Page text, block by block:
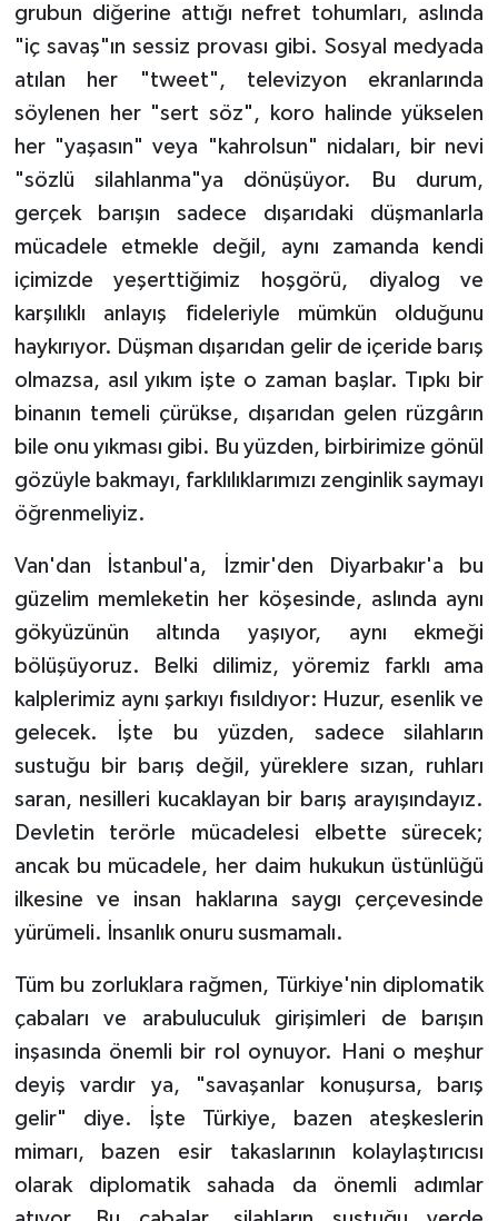
grubun diğerine attığı nefret tohumları, aslında
"iç savaş"ın sessiz provası gibi. Sosyal medyada
atılan her "tweet", televizyon ekranlarında
söylenen her "sert söz", koro halinde yükselen
her "yaşasın" veya "kahrolsun" nidaları, bir nevi
"sözlü silahlanma"ya dönüşüyor. Bu durum,
gerçek barışın sadece dışarıdaki düşmanlarla
mücadele etmekle değil, aynı zamanda kendi
içimizde yeşerttiğimiz hoşgörü, diyalog ve
karşılıklı anlayış fideleriyle mümkün olduğunu
haykırıyor. Düşman dışarıdan gelir de içeride barış
olmazsa, asıl yıkım işte o zaman başlar. Tıpkı bir
binanın temeli çürükse, dışarıdan gelen rüzgârın
bile onu yıkması gibi. Bu yüzden, birbirimize gönül
gözüyle bakmayı, farklılıklarımızı zenginlik saymayı
öğrenmeliyiz.
Van'dan İstanbul'a, İzmir'den Diyarbakır'a bu
güzelim memleketin her köşesinde, aslında aynı
gökyüzünün altında yaşıyor, aynı ekmeği
bölüşüyoruz. Belki dilimiz, yöremiz farklı ama
kalplerimiz aynı şarkıyı fısıldıyor: Huzur, esenlik ve
gelecek. İşte bu yüzden, sadece silahların
sustuğu bir barış değil, yüreklere sızan, ruhları
saran, nesilleri kucaklayan bir barış arayışındayız.
Devletin terörle mücadelesi elbette sürecek;
ancak bu mücadele, her daim hukukun üstünlüğü
ilkesine ve insan haklarına saygı çerçevesinde
yürümeli. İnsanlık onuru susmamalı.
Tüm bu zorluklara rağmen, Türkiye'nin diplomatik
çabaları ve arabuluculuk girişimleri de barışın
inşasında önemli bir rol oynuyor. Hani o meşhur
deyiş vardır ya, "savaşanlar konuşursa, barış
gelir" diye. İşte Türkiye, bazen ateşkeslerin
mimarı, bazen esir takaslarının kolaylaştırıcısı
olarak diplomatik sahada da önemli adımlar